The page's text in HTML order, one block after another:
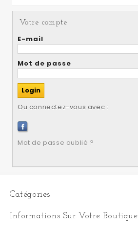
Votre compte
E-mail
Mot de passe
Ou connectez-vous avec :
Mot de passe oublié ?
Catégories
Informations Sur Votre Boutique